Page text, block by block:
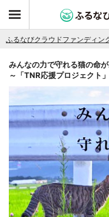
ふるなびクラウドファンディン
みんなの力で守れる猫の命
～「TNR応援プロジェクト